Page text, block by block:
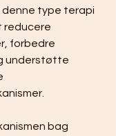
type terapi
reducere
forbedre
understøtte
bag